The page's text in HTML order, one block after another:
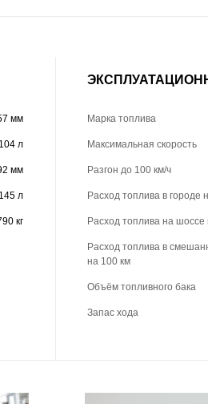
мм
104 л
мм
145 л
кг
Марка топлива
Максимальная скорость
Разгон до 100 км/ч
Расход топлива в городе
Расход топлива на шоссе
Расход топлива в
на 100 км
Объём топливного бака
Запас хода